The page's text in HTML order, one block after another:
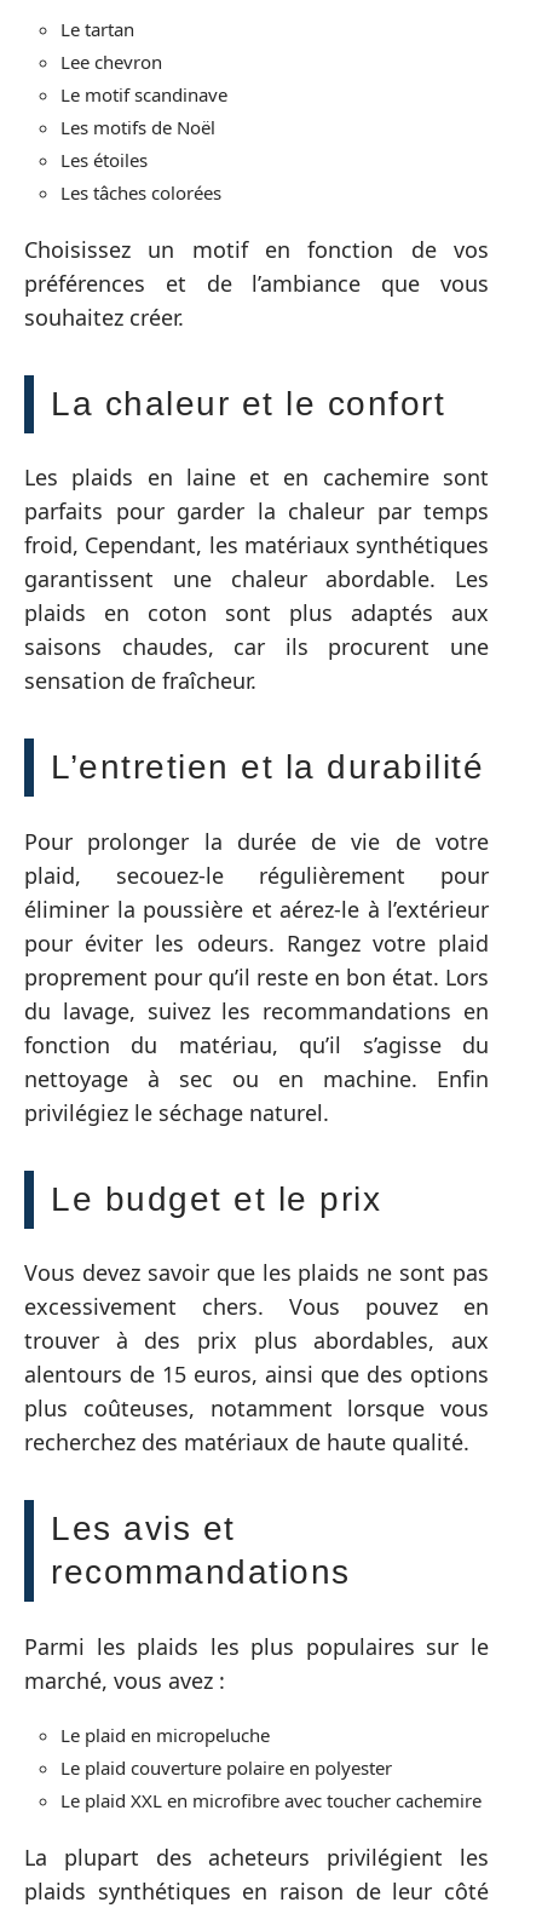
Le tartan
Lee chevron
Le motif scandinave
Les motifs de Noël
Les étoiles
Les tâches colorées
Choisissez un motif en fonction de vos
préférences et de l’ambiance que vous
souhaitez créer.
La chaleur et le confort
Les plaids en laine et en cachemire sont
parfaits pour garder la chaleur par temps
froid, Cependant, les matériaux synthétiques
garantissent une chaleur abordable. Les
plaids en coton sont plus adaptés aux
saisons chaudes, car ils procurent une
sensation de fraîcheur.
L’entretien et la durabilité
Pour prolonger la durée de vie de votre
plaid, secouez-le régulièrement pour
éliminer la poussière et aérez-le à l’extérieur
pour éviter les odeurs. Rangez votre plaid
proprement pour qu’il reste en bon état. Lors
du lavage, suivez les recommandations en
fonction du matériau, qu’il s’agisse du
nettoyage à sec ou en machine. Enfin
privilégiez le séchage naturel.
Le budget et le prix
Vous devez savoir que les plaids ne sont pas
excessivement chers. Vous pouvez en
trouver à des prix plus abordables, aux
alentours de 15 euros, ainsi que des options
plus coûteuses, notamment lorsque vous
recherchez des matériaux de haute qualité.
Les avis et
recommandations
Parmi les plaids les plus populaires sur le
marché, vous avez :
Le plaid en micropeluche
Le plaid couverture polaire en polyester
Le plaid XXL en microfibre avec toucher cachemire
La plupart des acheteurs privilégient les
plaids synthétiques en raison de leur côté